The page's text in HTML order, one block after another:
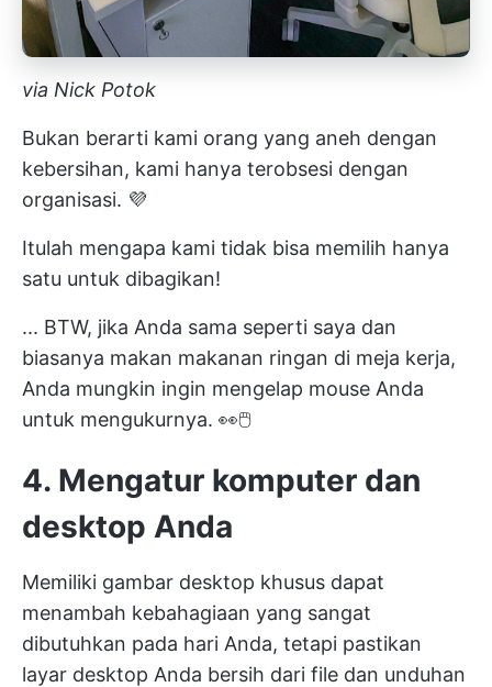
via Nick Potok
Bukan berarti kami orang yang aneh dengan
kebersihan, kami hanya terobsesi dengan
organisasi. 💜
Itulah mengapa kami tidak bisa memilih hanya
satu untuk dibagikan!
... BTW, jika Anda sama seperti saya dan
biasanya makan makanan ringan di meja kerja,
Anda mungkin ingin mengelap mouse Anda
untuk mengukurnya. 👀🖱
4. Mengatur komputer dan
desktop Anda
Memiliki gambar desktop khusus dapat
menambah kebahagiaan yang sangat
dibutuhkan pada hari Anda, tetapi pastikan
layar desktop Anda bersih dari file dan unduhan